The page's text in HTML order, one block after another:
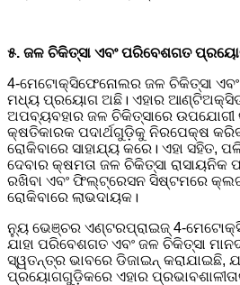
୫. ଜଳ ଚିକିତ୍ସା ଏବଂ ପରିବେଶଗତ
4-ମେଟୋକ୍ସିଫେନୋଲର ଜଳ ଚିକିତ୍ସା
ମଧ୍ୟ ପ୍ରୟୋଗ ଅଛି। ଏହାର
ଅପବ୍ୟବହାର ଜଳ ଚିକିତ୍ସାରେ ଉପଯୋଗୀ
କ୍ଷତିକାରକ ପଦାର୍ଥଗୁଡ଼ିକୁ ନିରପେକ୍ଷ
ରୋକିବାରେ ସାହାଯ୍ୟ କରେ। ଏହା ସହିତ,
ଦେବାର କ୍ଷମତା ଜଳ ଚିକିତ୍ସା ରାସାୟନିକ
ରଖିବା ଏବଂ ଫିଲ୍ଟ୍ରେସନ ସିଷ୍ଟମରେ
ରୋକିବାରେ ଲାଭଦାୟକ।
ନ୍ୟୁ ଭେଞ୍ଚର ଏଣ୍ଟରପ୍ରାଇଜ୍ 4-
ଯାହା ପରିବେଶଗତ ଏବଂ ଜଳ ଚିକିତ୍ସା
ସ୍ୱତନ୍ତ୍ର ଭାବରେ ଡିଜାଇନ୍ କରାଯାଇଛି,
ପ୍ରୟୋଗଗୁଡ଼ିକରେ ଏହାର